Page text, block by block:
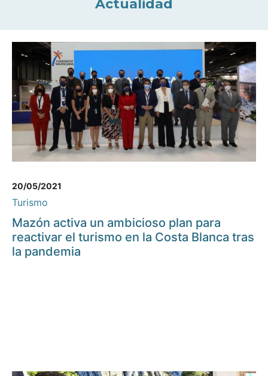
Actualidad
20/05/2021
Turismo
Mazón activa un ambicioso plan para
reactivar el turismo en la Costa Blanca tras
la pandemia